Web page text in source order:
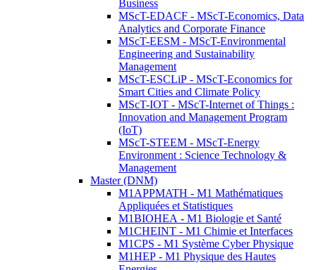
Business
MScT-EDACF - MScT-Economics, Data
Analytics and Corporate Finance
MScT-EESM - MScT-Environmental
Engineering and Sustainability
Management
MScT-ESCLiP - MScT-Economics for
Smart Cities and Climate Policy
MScT-IOT - MScT-Internet of Things :
Innovation and Management Program
(IoT)
MScT-STEEM - MScT-Energy
Environment : Science Technology &
Management
Master (DNM)
M1APPMATH - M1 Mathématiques
Appliquées et Statistiques
M1BIOHEA - M1 Biologie et Santé
M1CHEINT - M1 Chimie et Interfaces
M1CPS - M1 Système Cyber Physique
M1HEP - M1 Physique des Hautes